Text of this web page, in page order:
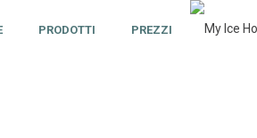
PRODOTTI PREZZI